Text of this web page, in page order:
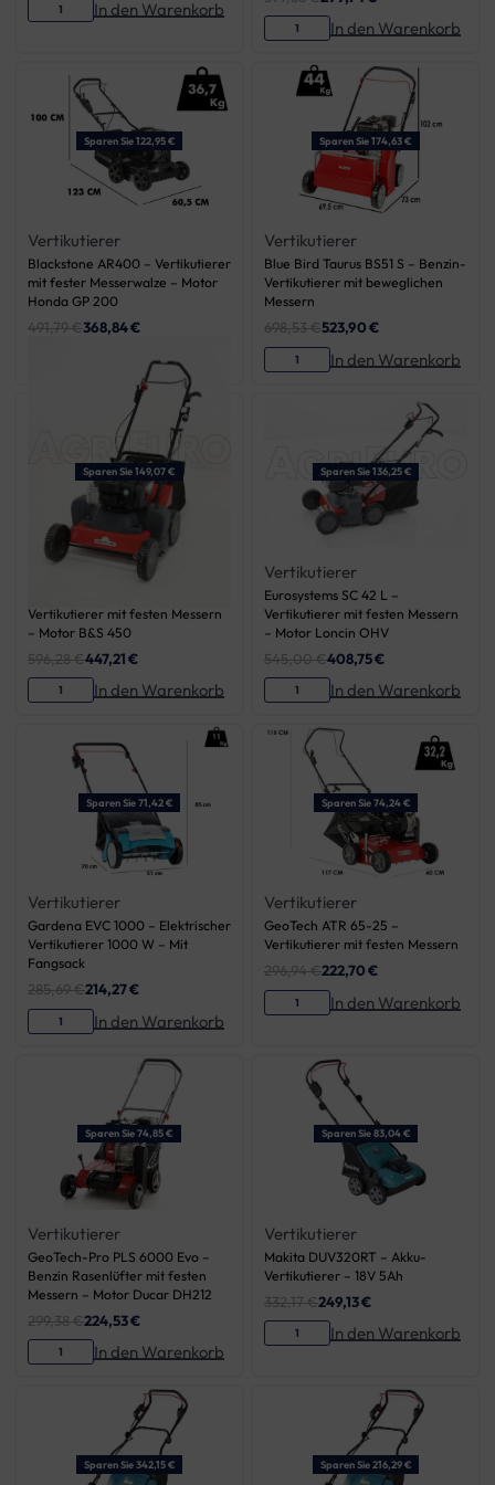
In den Warenkorb
In den Warenkorb
Sparen Sie 122,95 €
Vertikutierer
Blackstone AR400 – Vertikutierer
mit fester Messerwalze – Motor
Honda GP 200
491,79€368,84€
In den Warenkorb
Sparen Sie 174,63 €
Vertikutierer
Blue Bird Taurus BS51 S – Benzin-
Vertikutierer mit beweglichen
Messern
698,53€523,90€
In den Warenkorb
Sparen Sie 149,07 €
Vertikutierer mit festen Messern
– Motor B&S 450
596,28€447,21€
In den Warenkorb
Sparen Sie 136,25 €
Vertikutierer
Eurosystems SC 42 L –
Vertikutierer mit festen Messern
– Motor Loncin OHV
545,00€408,75€
In den Warenkorb
Sparen Sie 71,42 €
Vertikutierer
Gardena EVC 1000 – Elektrischer
Vertikutierer 1000 W – Mit
Fangsack
285,69€214,27€
In den Warenkorb
Sparen Sie 74,24 €
Vertikutierer
GeoTech ATR 65-25 –
Vertikutierer mit festen Messern
296,94€222,70€
In den Warenkorb
Sparen Sie 74,85 €
Vertikutierer
GeoTech-Pro PLS 6000 Evo –
Benzin Rasenlüfter mit festen
Messern – Motor Ducar DH212
299,38€224,53€
In den Warenkorb
Sparen Sie 83,04 €
Vertikutierer
Makita DUV320RT – Akku-
Vertikutierer – 18V 5Ah
332,17€249,13€
In den Warenkorb
Sparen Sie 342,15 € Sparen Sie 216,29 €